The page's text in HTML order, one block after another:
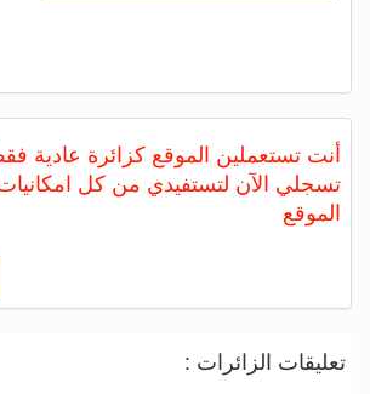
أنت تستعملين الموقع كزائرة عادية
تسجلي الآن لتستفيدي من كل
الموقع
تعليقات الزائرات :